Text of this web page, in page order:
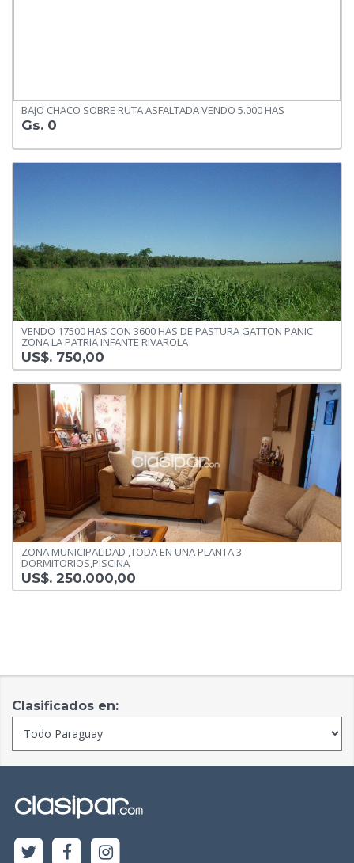
BAJO CHACO SOBRE RUTA ASFALTADA VENDO 5.000 HAS
Gs. 0
VENDO 17500 HAS CON 3600 HAS DE PASTURA GATTON PANIC
ZONA LA PATRIA INFANTE RIVAROLA
US$. 750,00
ZONA MUNICIPALIDAD ,TODA EN UNA PLANTA 3
DORMITORIOS,PISCINA
US$. 250.000,00
Clasificados en: